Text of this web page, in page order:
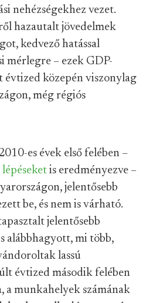
nehézségekhez vezet.
hazautalt jövedelmek
kedvező hatással
mérlegre – ezek GDP-
évtized közepén viszonylag
még régiós
es évek első felében –
lépéseket is eredményezve –
jelentősebb
be, és nem is várható.
jelentősebb
alábbhagyott, mi több,
lassú
évtized második felében
munkahelyek számának